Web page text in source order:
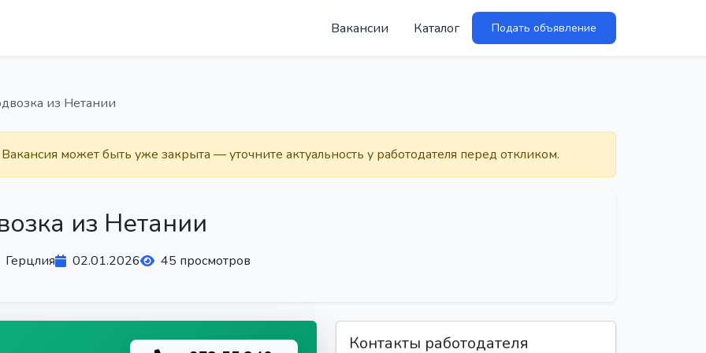
Вакансии Каталог Подать объявление
из Нетании
может быть уже закрыта — уточните актуальность у работодателя перед откликом.
из Нетании
Герцлия 02.01.2026 45 просмотров
Контакты работодателя